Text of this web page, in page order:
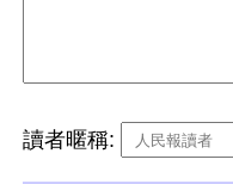
讀者暱稱: